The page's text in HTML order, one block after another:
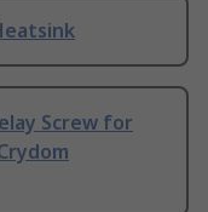
Screw for